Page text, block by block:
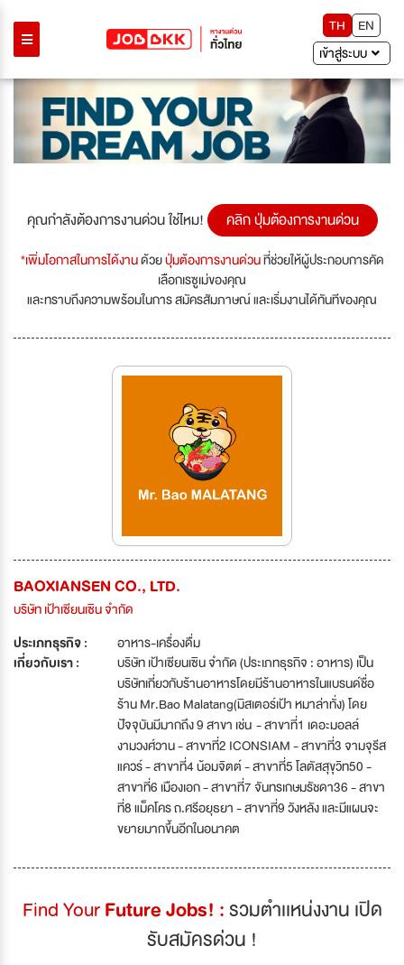
TH
EN
เข้าสู่ระบบ
คุณกำลังต้องการงานด่วน ใช่ไหม! คลิก ปุ่มต้องการงานด่วน
*เพิ่มโอกาสในการได้งานด้วยปุ่มต้องการงานด่วนที่ช่วยให้ผู้ประกอบการคัด
เลือกเรซูเม่ของคุณ
และทราบถึงความพร้อมในการ สมัครสัมภาษณ์ และเริ่มงานได้ทันทีของคุณ
BAOXIANSEN CO., LTD.
บริษัท เป้าเซียนเซิน จำกัด
ประเภทธุรกิจ :
อาหาร-เครื่องดื่ม
เกี่ยวกับเรา :
บริษัท เป้าเซียนเซิน จำกัด (ประเภทธุรกิจ : อาหาร) เป็น
บริษัทเกี่ยวกับร้านอาหารโดยมีร้านอาหารในแบรนด์ชื่อ
ร้าน Mr.Bao Malatang(มิสเตอร์เป้า หมาล่าทั่ง) โดย
ปัจจุบันมีมากถึง 9 สาขา เช่น - สาขาที่1 เดอะมอลล์
งามวงศ์วาน - สาขาที่2 ICONSIAM - สาขาที่3 จามจุรีส
แควร์ - สาขาที่4 น้อมจิตต์ - สาขาที่5 โลตัสสุขุวิท50 -
สาขาที่6 เมืองเอก - สาขาที่7 จันทรเกษมรัชดา36 - สาขา
ที่8 แม็คโคร ถ.ศรีอยุธยา - สาขาที่9 วังหลัง และมีแผนจะ
ขยายมากขึ้นอีกในอนาคต
Find YourFuture Jobs! :รวมตำเเหน่งงาน เปิด
รับสมัครด่วน !